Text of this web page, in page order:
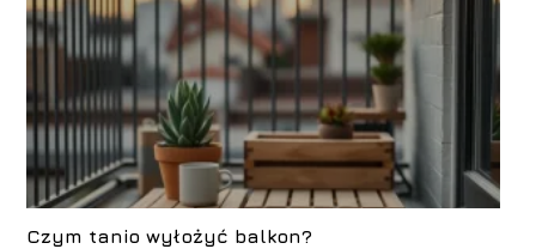
Czym tanio wyłożyć balkon?